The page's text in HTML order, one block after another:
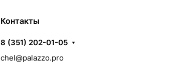
Контакты
8 (351) 202-01-05
chel@palazzo.pro